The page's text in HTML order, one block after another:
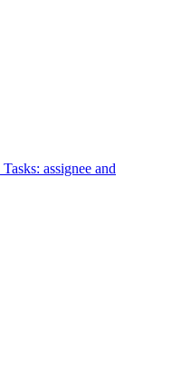
Tasks: assignee and